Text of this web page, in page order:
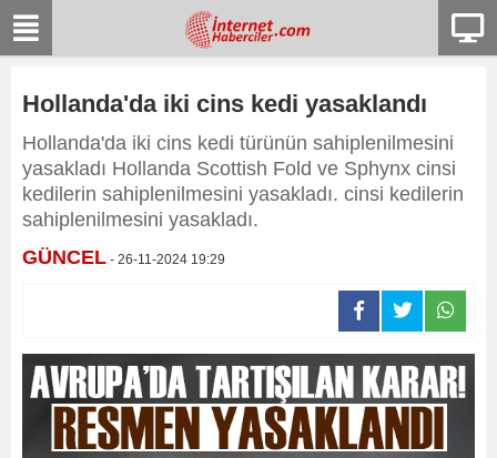
Hollanda'da iki cins kedi yasaklandı
Hollanda'da iki cins kedi türünün sahiplenilmesini
yasakladı Hollanda Scottish Fold ve Sphynx cinsi
kedilerin sahiplenilmesini yasakladı. cinsi kedilerin
sahiplenilmesini yasakladı.
GÜNCEL - 26-11-2024 19:29